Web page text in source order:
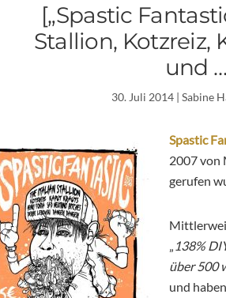
[„Spastic
Stallion, Kotzreiz,
und
30. Juli 2014| Sabine
Spastic
2007 von
gerufen
138%
über 500
und